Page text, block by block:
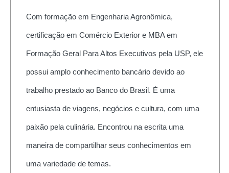
Com formação em Engenharia Agronômica,
certificação em Comércio Exterior e MBA em
Formação Geral Para Altos Executivos pela USP, ele
possui amplo conhecimento bancário devido ao
trabalho prestado ao Banco do Brasil. É uma
entusiasta de viagens, negócios e cultura, com uma
paixão pela culinária. Encontrou na escrita uma
maneira de compartilhar seus conhecimentos em
uma variedade de temas.